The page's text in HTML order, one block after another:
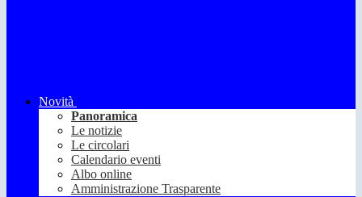
Novità
Panoramica
Le notizie
Le circolari
Calendario eventi
Albo online
Amministrazione Trasparente